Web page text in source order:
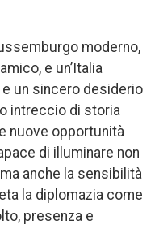
moderno,
e un’Italia
un sincero desiderio
intreccio di storia
nuove opportunità
di illuminare non
anche la sensibilità
la diplomazia come
presenza e